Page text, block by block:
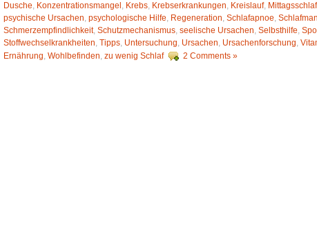
Dusche, Konzentrationsmangel , Krebs, Krebserkrankungen, Kreislauf, Mittagsschlaf
psychische Ursachen, psychologische Hilfe, Regeneration, Schlafapnoe,
Schmerzempfindlichkeit, Schutzmechanismus, seelische Ursachen, Selbsthilfe,
Stoffwechselkrankheiten, Tipps, Untersuchung, Ursachen, Ursachenforschung,
Ernährung, Wohlbefinden, zu wenig Schlaf 2 Comments »